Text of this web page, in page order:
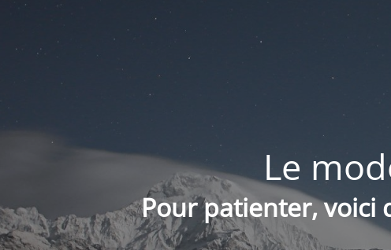
Le
Pour patienter, voici